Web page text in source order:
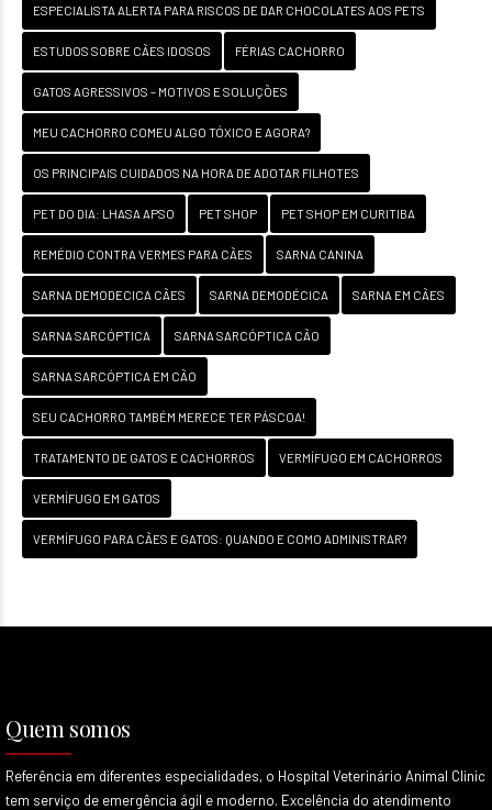
ESPECIALISTA ALERTA PARA RISCOS DE DAR CHOCOLATES AOS PETS
ESTUDOS SOBRE CÃES IDOSOS FÉRIAS CACHORRO
GATOS AGRESSIVOS – MOTIVOS E SOLUÇÕES
MEU CACHORRO COMEU ALGO TÓXICO E AGORA?
OS PRINCIPAIS CUIDADOS NA HORA DE ADOTAR FILHOTES
PET DO DIA: LHASA APSO PET SHOP PET SHOP EM CURITIBA
REMÉDIO CONTRA VERMES PARA CÃES SARNA CANINA
SARNA DEMODECICA CÃES SARNA DEMODÉCICA SARNA EM CÃES
SARNA SARCÓPTICA SARNA SARCÓPTICA CÃO
SARNA SARCÓPTICA EM CÃO
SEU CACHORRO TAMBÉM MERECE TER PÁSCOA!
TRATAMENTO DE GATOS E CACHORROS VERMÍFUGO EM CACHORROS
VERMÍFUGO EM GATOS
VERMÍFUGO PARA CÃES E GATOS: QUANDO E COMO ADMINISTRAR?
Quem somos
Referência em diferentes especialidades, o Hospital Veterinário Animal Clinic
tem serviço de emergência ágil e moderno. Excelência do atendimento